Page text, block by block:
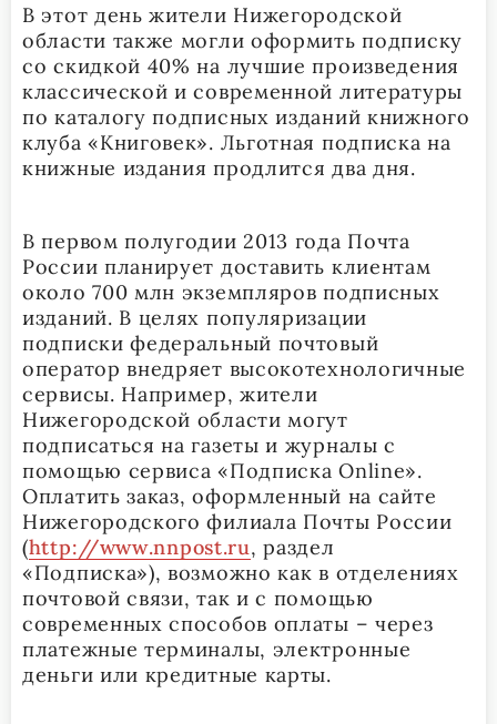
В этот день жители Нижегородской
области также могли оформить подписку
со скидкой 40% на лучшие произведения
классической и современной литературы
по каталогу подписных изданий книжного
клуба «Книговек». Льготная подписка на
книжные издания продлится два дня.
В первом полугодии 2013 года Почта
России планирует доставить клиентам
около 700 млн экземпляров подписных
изданий. В целях популяризации
подписки федеральный почтовый
оператор внедряет высокотехнологичные
сервисы. Например, жители
Нижегородской области могут
подписаться на газеты и журналы с
помощью сервиса «ПодпискаOnline».
Оплатить заказ, оформленный на сайте
Нижегородского филиала Почты России
(http://www.nnpost.ru, раздел
«Подписка»), возможно как в отделениях
почтовой связи, так и с помощью
современных способов оплаты – через
платежные терминалы, электронные
деньги или кредитные карты.